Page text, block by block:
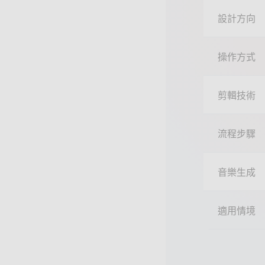
設計方向
操作方式
剪輯技術
流程步驟
音樂生成
適用情境